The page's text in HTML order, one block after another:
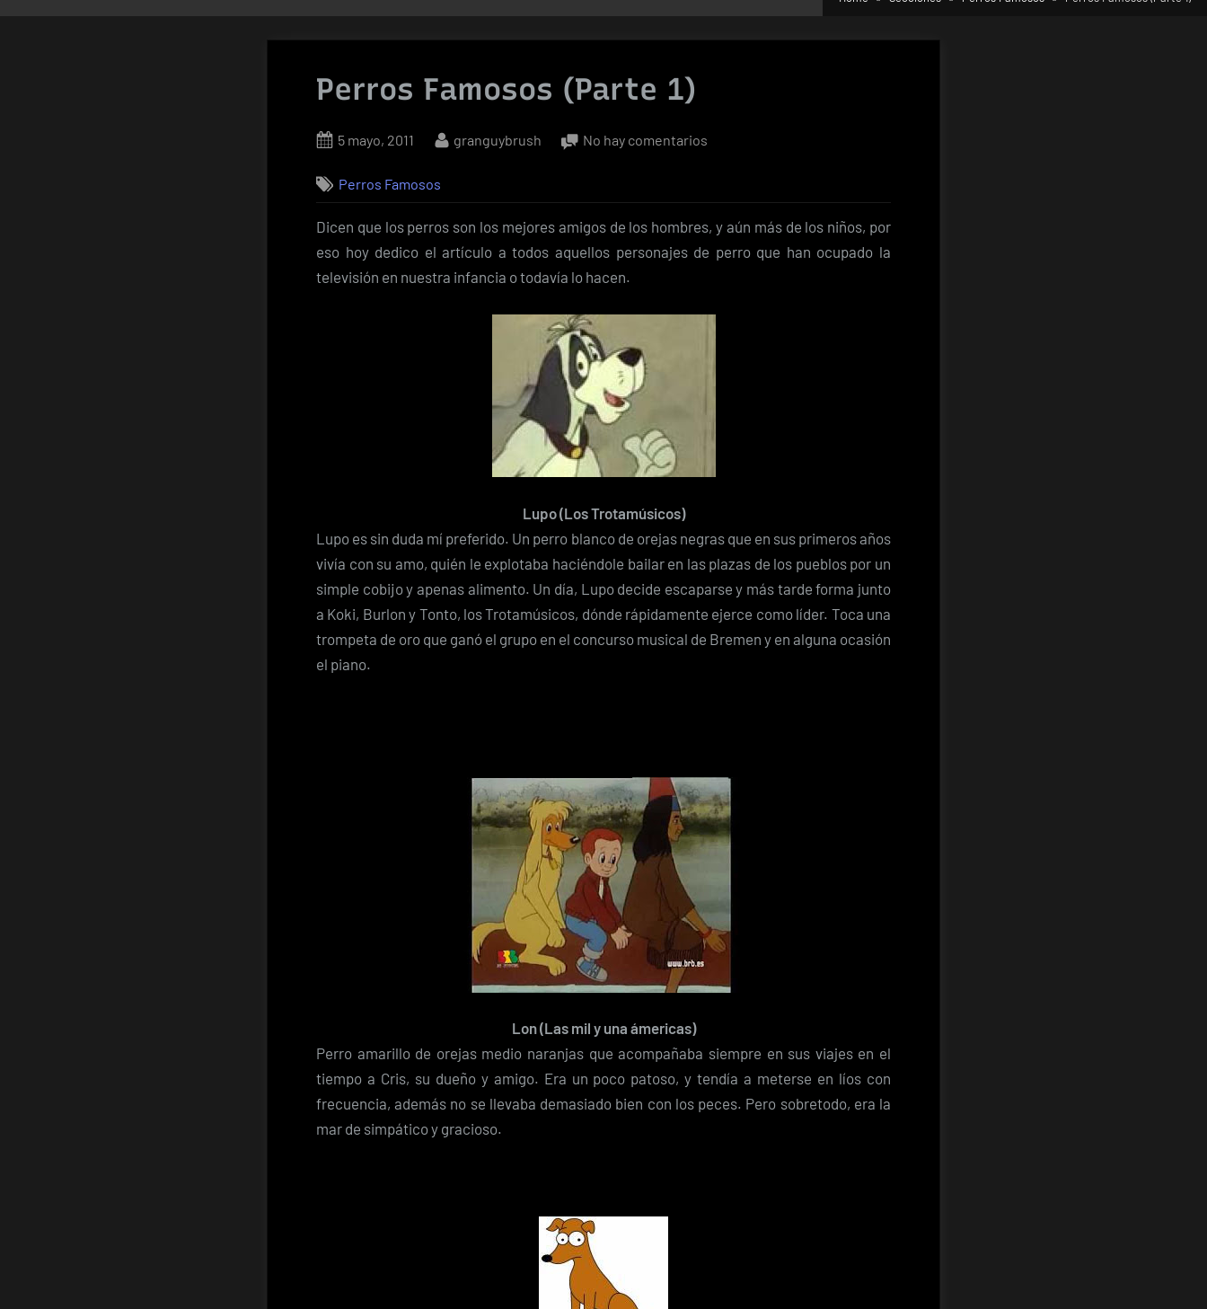
Perros Famosos (Parte 1)
Posted
5 mayo, 2011 By
granguybrush No hay comentarios
1)
Perros Famosos
Dicen que los perros son los mejores amigos de los hombres, y aún más de los niños, por
eso hoy dedico el artículo a todos aquellos personajes de perro que han ocupado la
televisión en nuestra infancia o todavía lo hacen.
Lupo (Los Trotamúsicos)
Lupo es sin duda mí preferido. Un perro blanco de orejas negras que en sus primeros años
vivía con su amo, quién le explotaba haciéndole bailar en las plazas de los pueblos por un
simple cobijo y apenas alimento. Un día, Lupo decide escaparse y más tarde forma junto
a Koki, Burlon y Tonto, los Trotamúsicos, dónde rápidamente ejerce como líder. Toca una
trompeta de oro que ganó el grupo en el concurso musical de Bremen y en alguna ocasión
el piano.
Lon (Las mil y una ámericas)
Perro amarillo de orejas medio naranjas que acompañaba siempre en sus viajes en el
tiempo a Cris, su dueño y amigo. Era un poco patoso, y tendía a meterse en líos con
frecuencia, además no se llevaba demasiado bien con los peces. Pero sobretodo, era la
mar de simpático y gracioso.